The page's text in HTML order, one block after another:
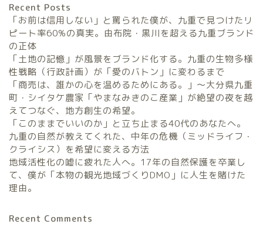
Recent Posts
「お前は信用しない」と罵られた僕が、九重で見つけたリ
ピート率60%の真実。由布院・黒川を超える九重ブランド
の正体
「土地の記憶」が風景をブランド化する。九重の生物多様
性戦略（行政計画）が「愛のバトン」に変わるまで
「商売は、誰かの心を温めるためにある。」〜大分県九重
町・シイタケ農家「やまなみきのこ産業」が絶望の夜を越
えてつなぐ、地方創生の希望。
「このままでいいのか」と立ち止まる40代のあなたへ。
九重の自然が教えてくれた、中年の危機（ミッドライフ・
クライシス）を希望に変える方法
地域活性化の嘘に疲れた人へ。17年の自然保護を卒業し
て、僕が「本物の観光地域づくりDMO」に人生を賭けた
理由。
Recent Comments
農家民宿FarmStay
暮らしと農のタネLifeStyle
観光地域づくりタネ
TourismDevelopment
田舎の仕事のタネ